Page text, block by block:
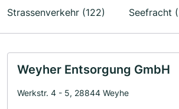
Strassenverkehr (122) Seefracht
Weyher Entsorgung GmbH
Werkstr. 4 - 5, 28844 Weyhe